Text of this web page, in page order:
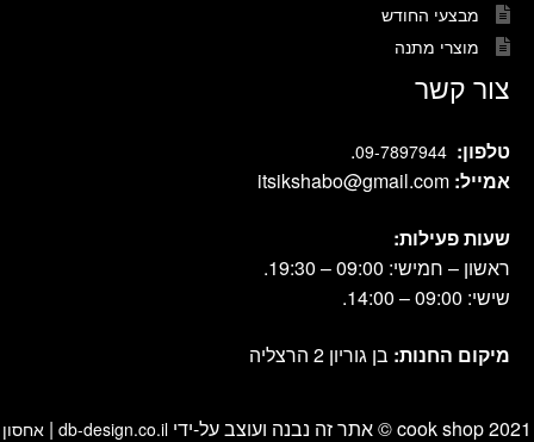
מבצעי החודש
מוצרי מתנה
צור קשר
טלפון: 09-7897944
.
אמייל: itsikshabo@gmail.com
שעות פעילות:
ראשון – חמישי: 09:00 – 19:30.
שישי: 09:00 – 14:00.
מיקום החנות: בן גוריון 2 הרצליה
cook shop 2021 © אתר זה נבנה ועוצב על-ידי | אחסון